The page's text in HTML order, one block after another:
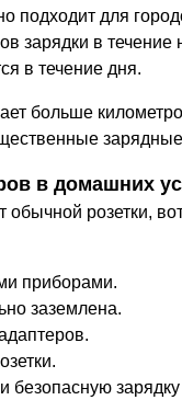
для
зарядки в течение
в течение дня.
больше
в домашних
розетки,
приборами.
заземлена.
безопасную